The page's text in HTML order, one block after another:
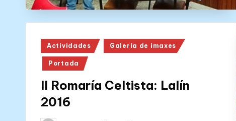
Posted
in
Actividades Galería de imaxes
Portada
II Romaría Celtista: Lalín
2016